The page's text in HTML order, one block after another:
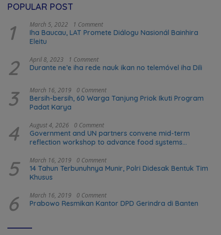
POPULAR POST
1 March 5, 2022 1 Comment
Iha Baucau, LAT Promete Diálogu Nasionál Bainhira
Eleitu
2 April 8, 2023 1 Comment
Durante ne’e iha rede nauk ikan no telemóvel iha Dili
3 March 16, 2019 0 Comment
Bersih-bersih, 60 Warga Tanjung Priok Ikuti Program
Padat Karya
4 August 4, 2026 0 Comment
Government and UN partners convene mid-term
reflection workshop to advance food systems
5 March 16, 2019 0 Comment
14 Tahun Terbunuhnya Munir, Polri Didesak Bentuk Tim
Khusus
6 March 16, 2019 0 Comment
Prabowo Resmikan Kantor DPD Gerindra di Banten